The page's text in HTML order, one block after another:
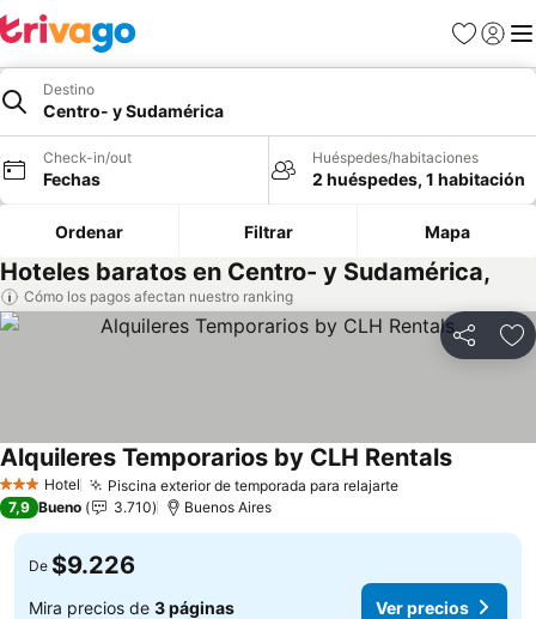
Favoritos
Iniciar
Destino
Centro- y Sudamérica
Check-in/out
Fechas
Huéspedes/habitaciones
2 huéspedes, 1 habitación
Ordenar Filtrar Mapa
Hoteles baratos en Centro- y Sudamérica,
Cómo los pagos afectan nuestro ranking
Compartir
3 Estrellas
Hotel Piscina exterior de temporada para relajarte
Alquileres Temporarios by CLH Rentals
7,9 Bueno 3.710 Buenos Aires
De $9.226
Mira precios de 3 páginas Ver precios